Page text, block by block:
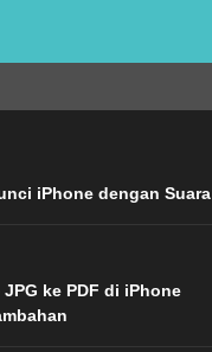
iPhone dengan Suara
ke PDF di iPhone